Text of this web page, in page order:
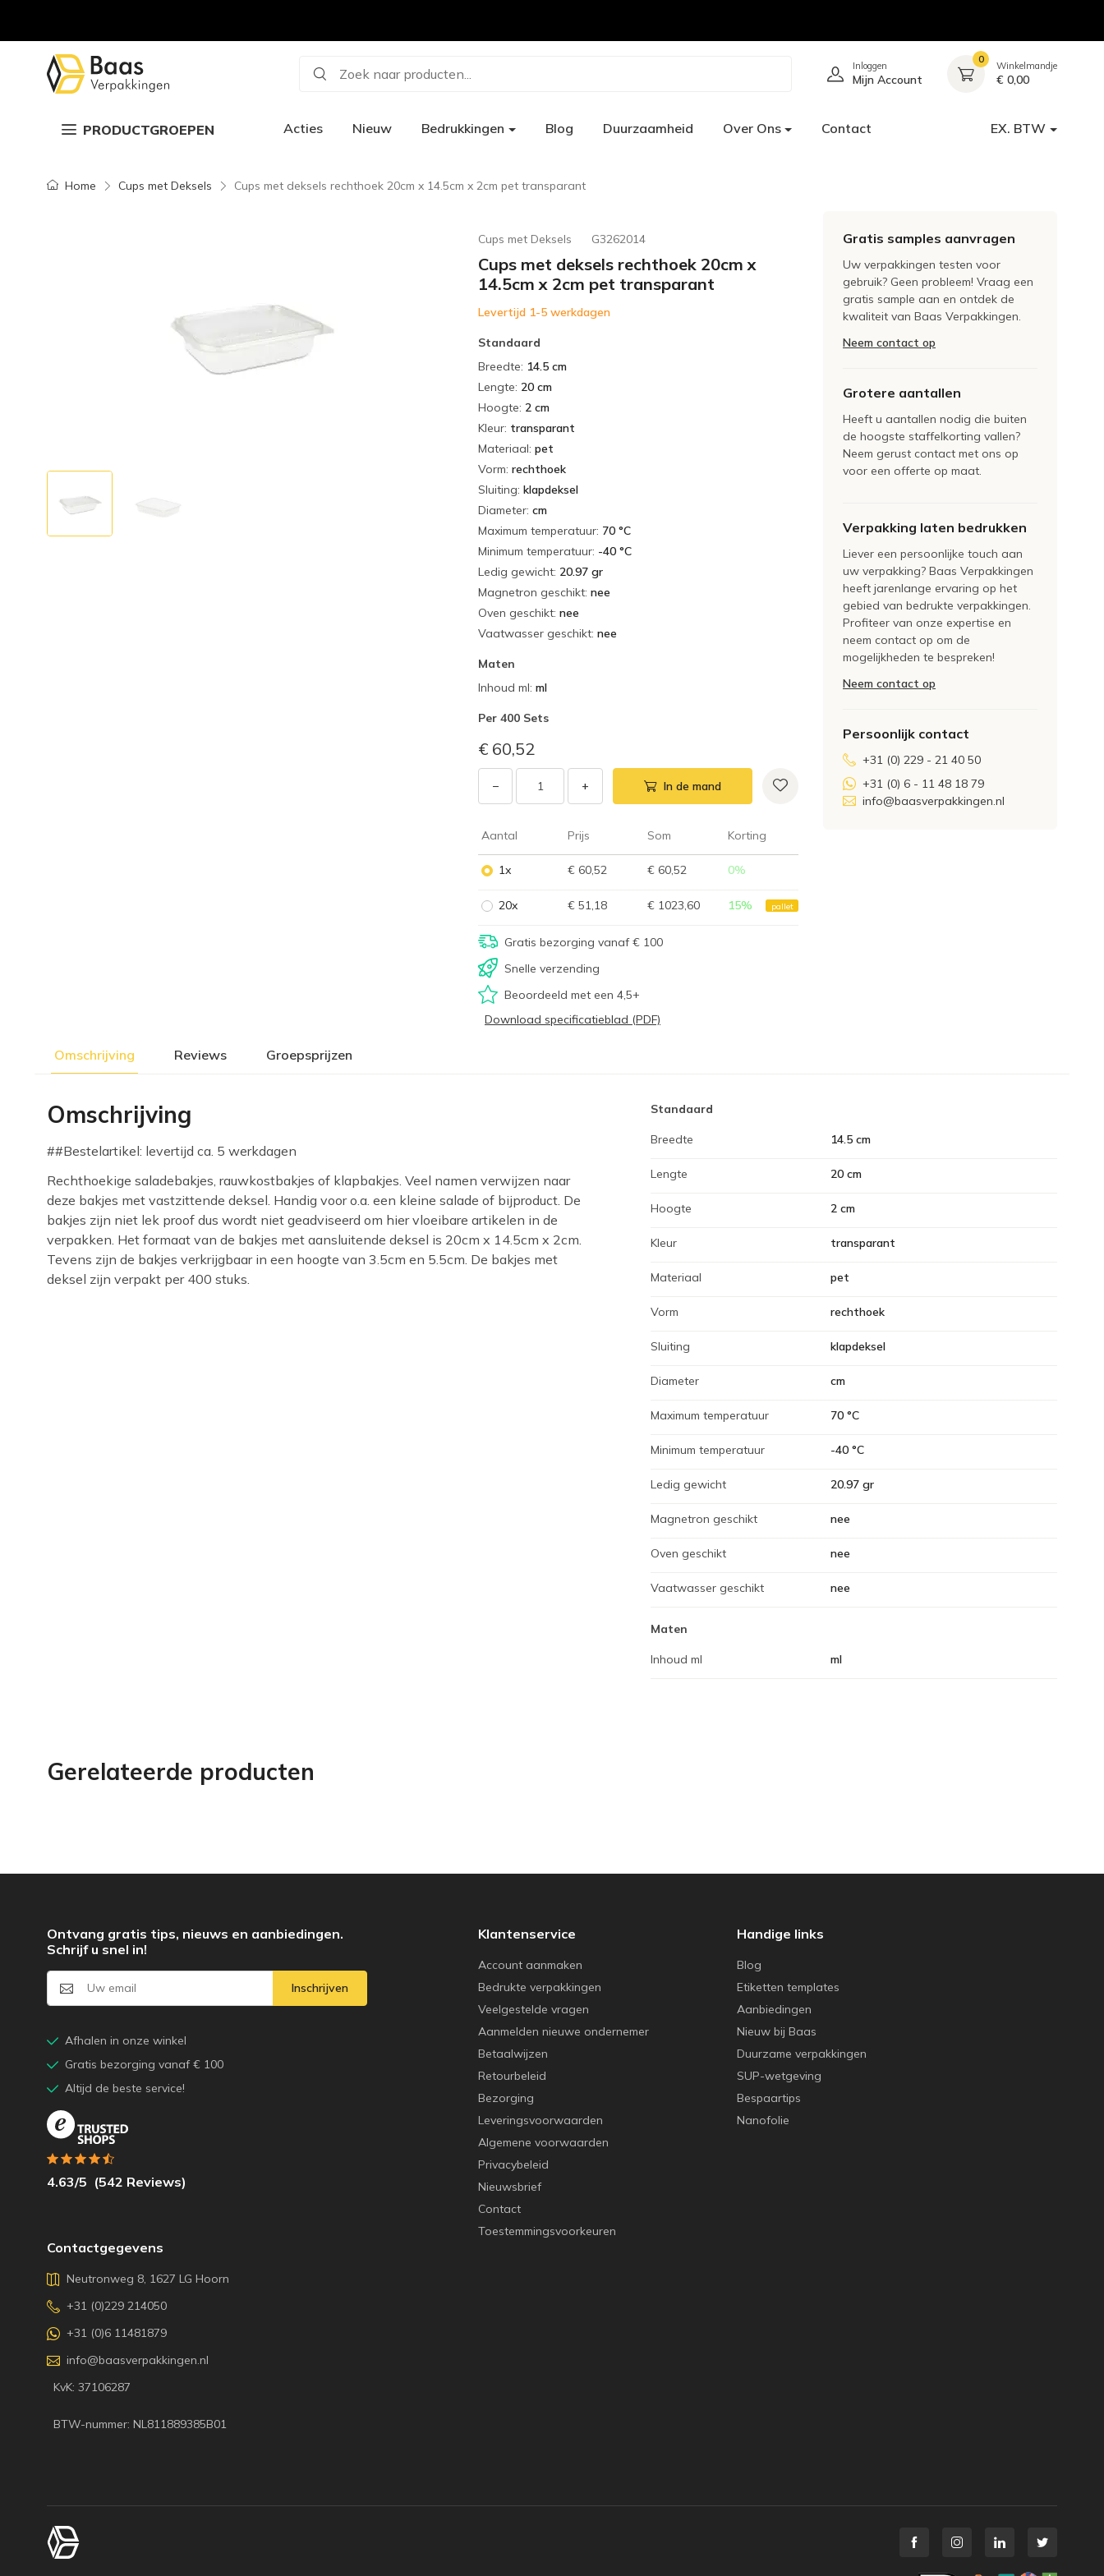
Zoek naar producten... Inloggen
Mijn Account
0
Winkelmandje
€ 0,00
PRODUCTGROEPEN Acties Nieuw Bedrukkingen Blog Duurzaamheid Over Ons Contact EX. BTW
Home Cups met Deksels Cups met deksels rechthoek 20cm x 14.5cm x 2cm pet transparant
Cups met Deksels G3262014
Cups met deksels rechthoek 20cm x
14.5cm x 2cm pet transparant
Levertijd 1-5 werkdagen
Standaard
Breedte: 14.5 cm
Lengte: 20 cm
Hoogte: 2 cm
Kleur: transparant
Materiaal: pet
Vorm: rechthoek
Sluiting: klapdeksel
Diameter: cm
Maximum temperatuur: 70 °C
Minimum temperatuur: -40 °C
Ledig gewicht: 20.97 gr
Magnetron geschikt: nee
Oven geschikt: nee
Vaatwasser geschikt: nee
Maten
Inhoud ml: ml
Per 400 Sets
€ 60,52
− + In de mand
Aantal Prijs Som Korting
1x € 60,52 € 60,52 0%
20x € 51,18 € 1023,60 15% pallet
Gratis bezorging vanaf € 100
Snelle verzending
Beoordeeld met een 4,5+
Download specificatieblad (PDF)
Gratis samples aanvragen
Uw verpakkingen testen voor
gebruik? Geen probleem! Vraag een
gratis sample aan en ontdek de
kwaliteit van Baas Verpakkingen.
Neem contact op
Grotere aantallen
Heeft u aantallen nodig die buiten
de hoogste staffelkorting vallen?
Neem gerust contact met ons op
voor een offerte op maat.
Verpakking laten bedrukken
Liever een persoonlijke touch aan
uw verpakking? Baas Verpakkingen
heeft jarenlange ervaring op het
gebied van bedrukte verpakkingen.
Profiteer van onze expertise en
neem contact op om de
mogelijkheden te bespreken!
Neem contact op
Persoonlijk contact
+31 (0) 229 - 21 40 50
+31 (0) 6 - 11 48 18 79
info@baasverpakkingen.nl
Omschrijving Reviews Groepsprijzen
Omschrijving
##Bestelartikel: levertijd ca. 5 werkdagen
Rechthoekige saladebakjes, rauwkostbakjes of klapbakjes. Veel namen verwijzen naar
deze bakjes met vastzittende deksel. Handig voor o.a. een kleine salade of bijproduct. De
bakjes zijn niet lek proof dus wordt niet geadviseerd om hier vloeibare artikelen in de
verpakken. Het formaat van de bakjes met aansluitende deksel is 20cm x 14.5cm x 2cm.
Tevens zijn de bakjes verkrijgbaar in een hoogte van 3.5cm en 5.5cm. De bakjes met
deksel zijn verpakt per 400 stuks.
Standaard
Breedte 14.5 cm
Lengte 20 cm
Hoogte 2 cm
Kleur transparant
Materiaal pet
Vorm rechthoek
Sluiting klapdeksel
Diameter cm
Maximum temperatuur 70 °C
Minimum temperatuur -40 °C
Ledig gewicht 20.97 gr
Magnetron geschikt nee
Oven geschikt nee
Vaatwasser geschikt nee
Maten
Inhoud ml ml
Gerelateerde producten
Klantenservice
Account aanmaken
Bedrukte verpakkingen
Veelgestelde vragen
Aanmelden nieuwe ondernemer
Betaalwijzen
Retourbeleid
Bezorging
Leveringsvoorwaarden
Algemene voorwaarden
Privacybeleid
Nieuwsbrief
Contact
Toestemmingsvoorkeuren
Handige links
Blog
Etiketten templates
Aanbiedingen
Nieuw bij Baas
Duurzame verpakkingen
SUP-wetgeving
Bespaartips
Nanofolie
Contactgegevens
Neutronweg 8, 1627 LG Hoorn
+31 (0)229 214050
+31 (0)6 11481879
info@baasverpakkingen.nl
KvK: 37106287
BTW-nummer: NL811889385B01
Ontvang gratis tips, nieuws en aanbiedingen.
Schrijf u snel in!
Inschrijven
Afhalen in onze winkel
Gratis bezorging vanaf € 100
Altijd de beste service!
4.63/5 (542 Reviews)